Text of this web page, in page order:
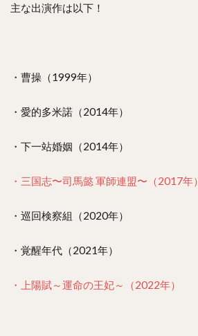
主な出演作は以下！
・曹操（1999年）
・愛的多米諾（2014年）
・下一站婚姻（2014年）
・三国志〜司馬懿 軍師連盟〜（2017年）
・巡回検察組（2020年）
・覚醒年代（2021年）
・上陽賦～運命の王妃～（2022年）